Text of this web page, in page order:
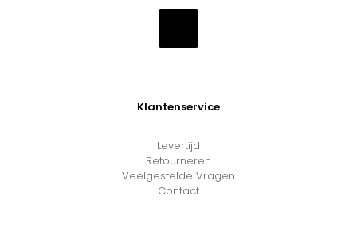
Klantenservice
Levertijd
Retourneren
Veelgestelde Vragen
Contact